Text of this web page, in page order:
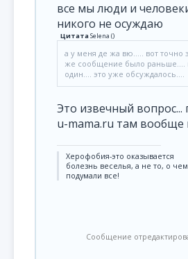
все мы люди и
никого не осуждаю
ЦитатаSelena ()
а у меня де жа вю..... вот точно
же сообщение было раньше....
один.... это уже обсуждалось....
Это извечный вопрос...
u-mama.ru там вообще
Херофобия-это оказывается
болезнь веселья, а не то, о чем
подумали все!
Сообщение